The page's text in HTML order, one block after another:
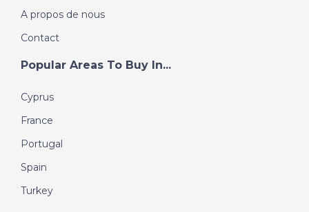
A propos de nous
Contact
Popular Areas To Buy In...
Cyprus
France
Portugal
Spain
Turkey